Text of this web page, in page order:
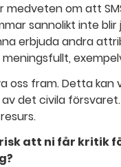
medveten om att
sannolikt inte
erbjuda andra
oss fram. Detta kan
det civila
att ni får kritik